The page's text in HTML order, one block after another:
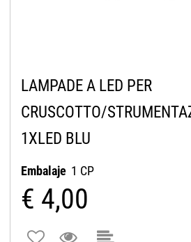
LAMPADE A LED PER
CRUSCOTTO/
1XLED BLU
Embalaje 1 CP
€ 4,00